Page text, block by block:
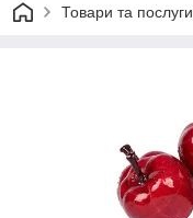
Товари та послуги